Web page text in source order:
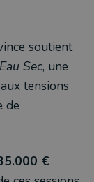
soutient
Sec, une
tensions
de
€